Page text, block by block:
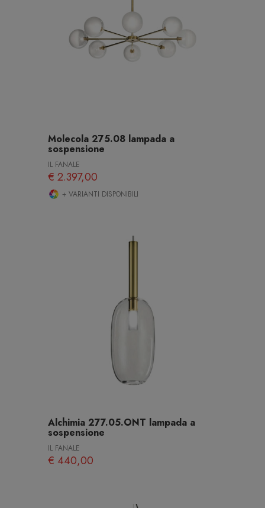
Molecola 275.08 lampada a
sospensione
IL FANALE
€ 2.397,00
+ VARIANTI DISPONIBILI
Alchimia 277.05.ONT lampada a
sospensione
IL FANALE
€ 440,00